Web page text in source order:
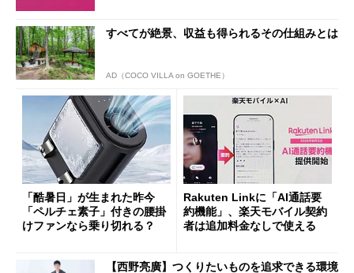
すべてが絶景、収益も得られるその仕組みとは
AD（COCO VILLA on GOETHE）
「酷暑日」が生まれた昨今
「ペルチェ素子」付きの腰掛
けファンなら乗り切れる？
Rakuten Linkに「AI通話要
約機能」、楽天モバイル契約
者は追加料金なしで使える
【西野亮廣】つくりたいものを追求できる環境